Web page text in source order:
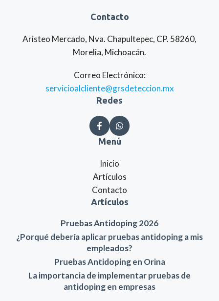
Contacto
Aristeo Mercado, Nva. Chapultepec, CP. 58260,
Morelia, Michoacán.
Correo Electrónico:
servicioalcliente@grsdeteccion.mx
Redes
Menú
Inicio
Artículos
Contacto
Artículos
Pruebas Antidoping 2026
¿Porqué debería aplicar pruebas antidoping a mis
empleados?
Pruebas Antidoping en Orina
La importancia de implementar pruebas de
antidoping en empresas